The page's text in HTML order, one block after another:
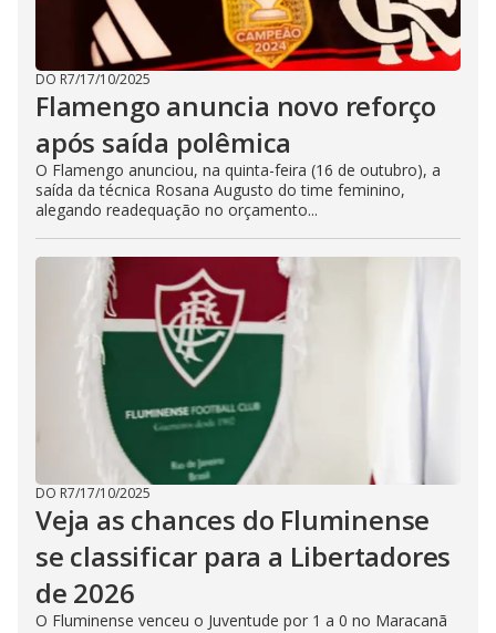
DO R7/17/10/2025
Flamengo anuncia novo reforço
após saída polêmica
O Flamengo anunciou, na quinta-feira (16 de outubro), a
saída da técnica Rosana Augusto do time feminino,
alegando readequação no orçamento...
DO R7/17/10/2025
Veja as chances do Fluminense
se classificar para a Libertadores
de 2026
O Fluminense venceu o Juventude por 1 a 0 no Maracanã